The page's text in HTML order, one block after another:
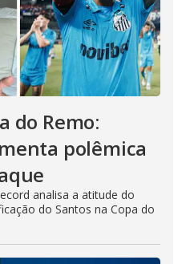
do Remo:
polêmica
analisa a atitude do
do Santos na Copa do